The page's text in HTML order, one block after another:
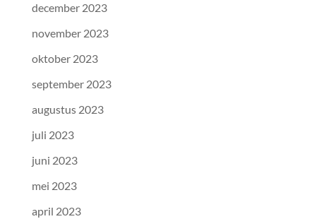
december 2023
november 2023
oktober 2023
september 2023
augustus 2023
juli 2023
juni 2023
mei 2023
april 2023